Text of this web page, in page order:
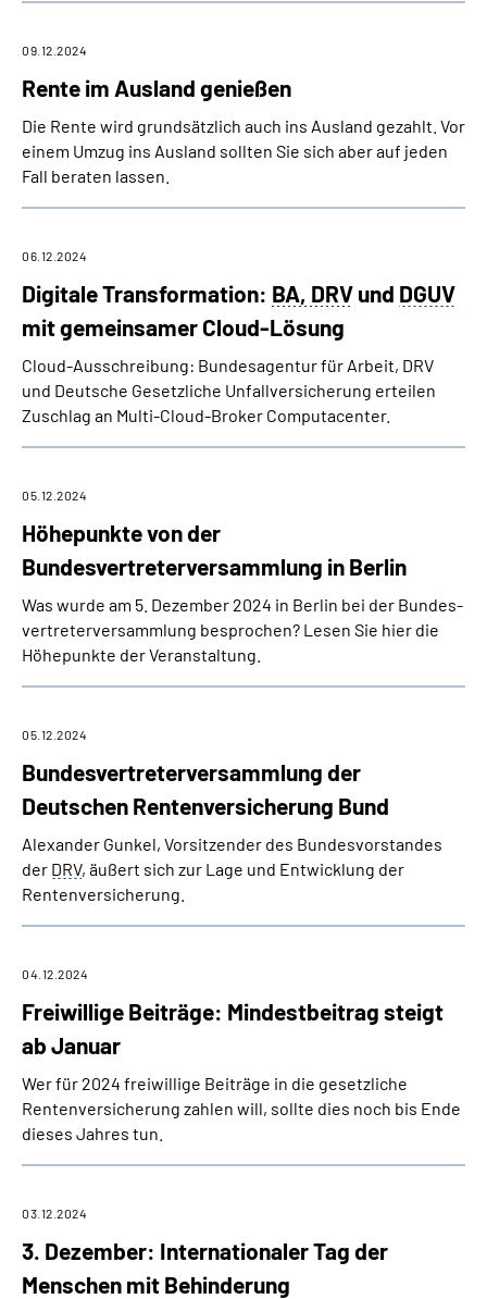
Rente im Ausland genießen
09.12.2024
Die Rente wird grundsätzlich auch ins Ausland gezahlt. Vor
einem Umzug ins Ausland sollten Sie sich aber auf jeden
Fall beraten lassen.
Digitale Transformation: BA, DRV und DGUV
mit gemeinsamer Cloud-Lösung
06.12.2024
Cloud-Ausschreibung: Bundesagentur für Arbeit, DRV
und Deutsche Gesetzliche Unfall­versicherung erteilen
Zuschlag an Multi-Cloud-Broker Computacenter.
Höhepunkte von der
Bundesvertreterversammlung in Berlin
05.12.2024
Was wurde am 5. Dezember 2024 in Berlin bei der Bundes­
vertreter­versammlung besprochen? Lesen Sie hier die
Höhepunkte der Veranstaltung.
Bundesvertreterversammlung der
Deutschen Rentenversicherung Bund
05.12.2024
Alexander Gunkel, Vorsitzender des Bundes­vorstandes
der DRV, äußert sich zur Lage und Entwicklung der
Rentenversicherung.
Freiwillige Beiträge: Mindestbeitrag steigt
ab Januar
04.12.2024
Wer für 2024 freiwillige Beiträge in die gesetzliche
Rentenversicherung zahlen will, sollte dies noch bis Ende
dieses Jahres tun.
3. Dezember: Internationaler Tag der
Menschen mit Behinderung
03.12.2024